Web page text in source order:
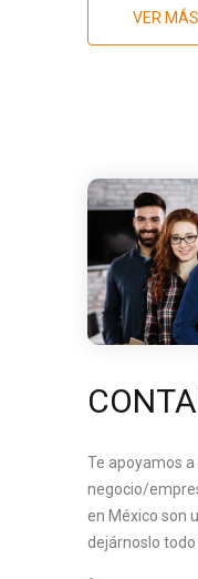
VER
Te apoyamos
negocio/
en México son
dejárnoslo